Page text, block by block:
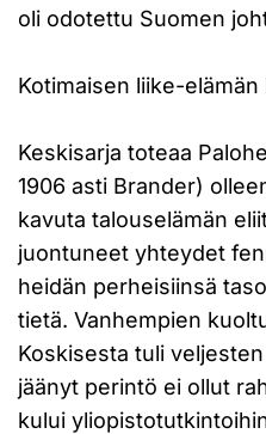
oli odotettu Suomen
Kotimaisen liike-
Keskisarja toteaa
1906 asti Brander)
kavuta talouselämän
juontuneet yhteydet
heidän perheisiinsä
tietä. Vanhempien
Koskisesta tuli
jäänyt perintö ei ollut
kului